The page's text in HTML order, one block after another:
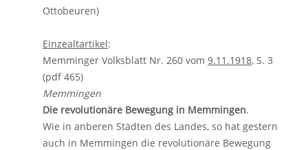
Ottobeuren)
Einzealtartikel:
Memminger Volksblatt Nr. 260 vom 9.11.1918, S. 3
(pdf 465)
Memmingen
Die revolutionäre Bewegung in Memmingen.
Wie in anberen Städten des Landes, so hat gestern
auch in Memmingen die revolutionäre Bewegung